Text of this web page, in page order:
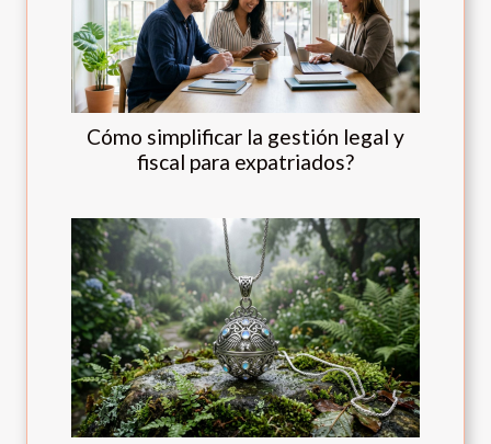
Cómo simplificar la gestión legal y
fiscal para expatriados?